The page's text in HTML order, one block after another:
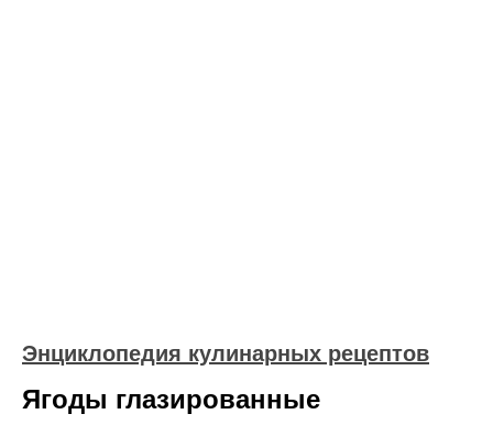
Энциклопедия кулинарных рецептов
Ягоды глазированные